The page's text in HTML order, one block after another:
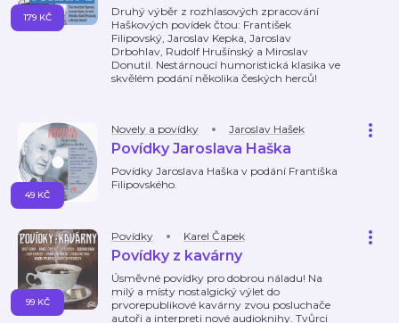
Druhý výběr z rozhlasových zpracování
Haškových povídek čtou: František
Filipovský, Jaroslav Kepka, Jaroslav
Drbohlav, Rudolf Hrušínský a Miroslav
Donutil. Nestárnoucí humoristická klasika ve
skvělém podání několika českých herců!
179 KČ
Novely a povídky Jaroslav Hašek
Povídky Jaroslava Haška
Povídky Jaroslava Haška v podání Františka
Filipovského.
49 KČ
Povídky Karel Čapek
Povídky z kavárny
Úsměvné povídky pro dobrou náladu! Na
milý a místy nostalgický výlet do
prvorepublikové kavárny zvou posluchače
autoři a interpreti nové audioknihy. Tvůrci
99 KČ